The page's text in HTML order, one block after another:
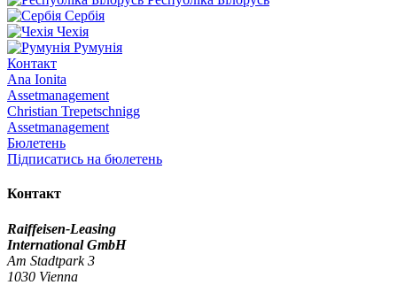
Сербія
Чехія
Румунія
Контакт
Ana Ionita
Assetmanagement
Christian Trepetschnigg
Assetmanagement
Бюлетень
Підписатись на бюлетень
Контакт
Raiffeisen-Leasing
International GmbH
Am Stadtpark 3
1030 Vienna